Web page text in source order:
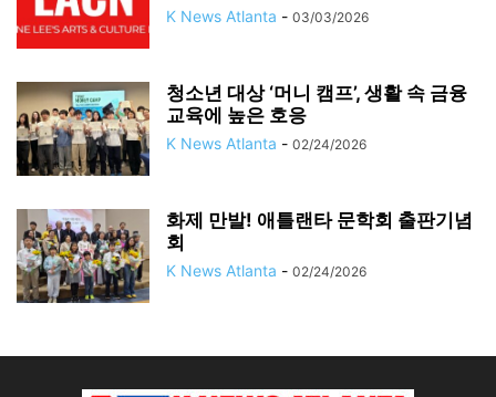
K News Atlanta - 03/03/2026
청소년 대상 ‘머니 캠프’, 생활 속 금융
교육에 높은 호응
K News Atlanta - 02/24/2026
화제 만발! 애틀랜타 문학회 출판기념
회
K News Atlanta - 02/24/2026